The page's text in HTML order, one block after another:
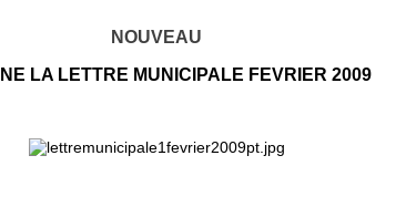
NOUVEAU
LA LETTRE MUNICIPALE FEVRIER 2009